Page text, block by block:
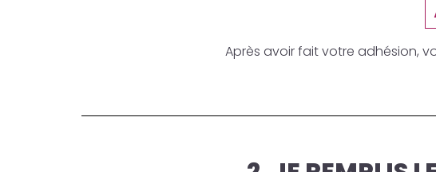
Après avoir fait votre adhésion,